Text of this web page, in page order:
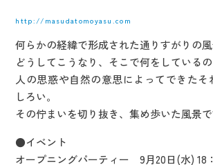
http://masudatomoyasu.com
何らかの経緯で形成された通りすがりの風
どうしてこうなり、そこで何をしているの
人の思惑や自然の意思によってできたそ
しろい。
その佇まいを切り抜き、集め歩いた風景で
●イベント
オープニングパーティー 9月20日(水) 18